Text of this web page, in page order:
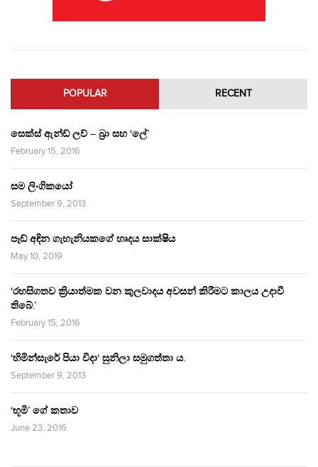
POPULAR RECENT
සෙක්ස් ඇන්ඩ් ලව් – බ්‍රා සහ ‘ලේ’
February 15, 2016
සම ලිංගිකයෝ
September 9, 2013
පෑඩ් අඳින ගැහැනියකගේ හෘදය සාක්ෂිය
May 10, 2019
‘රහසිගතව ක්‍රියාත්මක වන කුලවාදය අවසන් කිරීමට කාලය උදාවී
තිබේ.’
February 15, 2016
‘හිමින්සැරේ පියා විදා‘ සුනිලා සමුගත්තා ය.
September 9, 2013
‘භූමි’ ගේ කතාව
June 23, 2016